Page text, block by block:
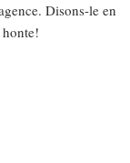
Disons-le en